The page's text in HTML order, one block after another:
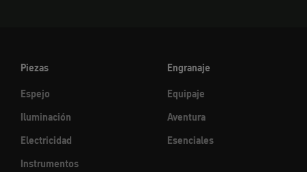
Piezas
Espejo
Iluminación
Electricidad
Instrumentos
Engranaje
Equipaje
Aventura
Esenciales